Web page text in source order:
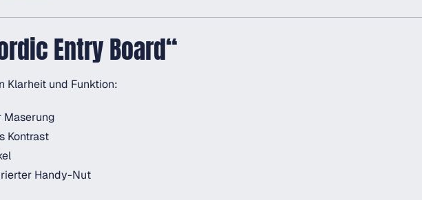
Entry Board“
Klarheit und Funktion:
Maserung
Kontrast
Handy-Nut